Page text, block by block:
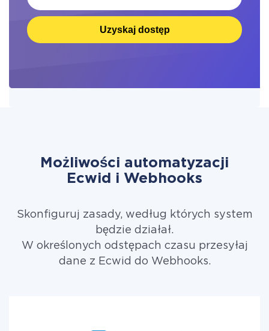
Uzyskaj dostęp
Możliwości automatyzacji
Ecwid i Webhooks
Skonfiguruj zasady, według których system
będzie działał.
W określonych odstępach czasu przesyłaj
dane z Ecwid do Webhooks.